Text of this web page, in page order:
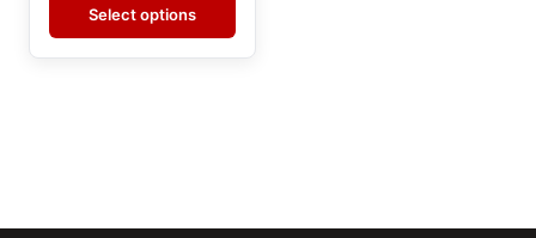
Select options